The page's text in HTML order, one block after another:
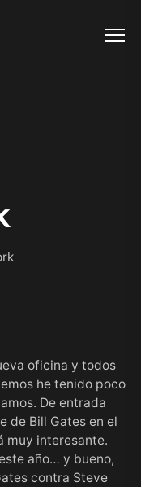
oficina y todos
he tenido poco
De entrada
de Bill Gates en el
muy interesante.
año… y bueno,
contra Steve